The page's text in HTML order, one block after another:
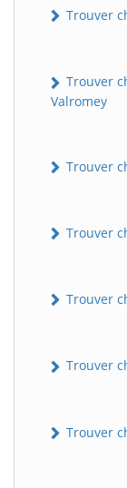
Trouver
Trouver
Valromey
Trouver
Trouver
Trouver
Trouver
Trouver